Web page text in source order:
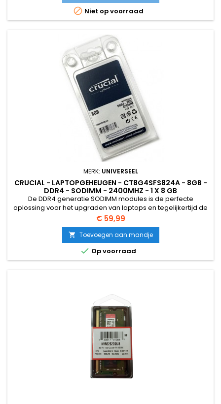
 Niet op voorraad
MERK: UNIVERSEEL
CRUCIAL - LAPTOPGEHEUGEN - CT8G4SFS824A - 8GB -
DDR4 - SODIMM - 2400MHZ - 1 X 8 GB
De DDR4 generatie SODIMM modules is de perfecte
oplossing voor het upgraden van laptops en tegelijkertijd de
voorkeur geven aan betrouwbare en hoogwaardige
oplossing die snelle gegevensoverdracht biedt en een laag
stroomverbruik (1.2V) verbruikt.
Prijs
€ 59,99
 Toevoegen aan mandje
 Op voorraad